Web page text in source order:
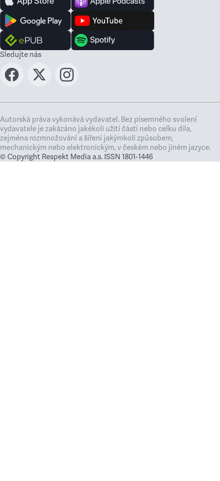
Sledujte nás
Autorská práva vykonává vydavatel. Bez písemného svolení
vydavatele je zakázáno jakékoli užití částí nebo celku díla,
zejména rozmnožování a šíření jakýmkoli způsobem,
mechanickým nebo elektronickým, v českém nebo jiném jazyce.
© Copyright Respekt Media a.s. ISSN 1801-1446